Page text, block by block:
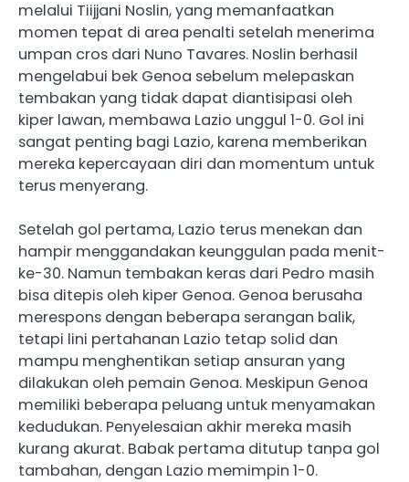
melalui Tiijjani Noslin, yang memanfaatkan
momen tepat di area penalti setelah menerima
umpan cros dari Nuno Tavares. Noslin berhasil
mengelabui bek Genoa sebelum melepaskan
tembakan yang tidak dapat diantisipasi oleh
kiper lawan, membawa Lazio unggul 1-0. Gol ini
sangat penting bagi Lazio, karena memberikan
mereka kepercayaan diri dan momentum untuk
terus menyerang.
Setelah gol pertama, Lazio terus menekan dan
hampir menggandakan keunggulan pada menit-
ke-30. Namun tembakan keras dari Pedro masih
bisa ditepis oleh kiper Genoa. Genoa berusaha
merespons dengan beberapa serangan balik,
tetapi lini pertahanan Lazio tetap solid dan
mampu menghentikan setiap ansuran yang
dilakukan oleh pemain Genoa. Meskipun Genoa
memiliki beberapa peluang untuk menyamakan
kedudukan. Penyelesaian akhir mereka masih
kurang akurat. ​Babak pertama ditutup tanpa gol
tambahan, dengan Lazio memimpin 1-0.